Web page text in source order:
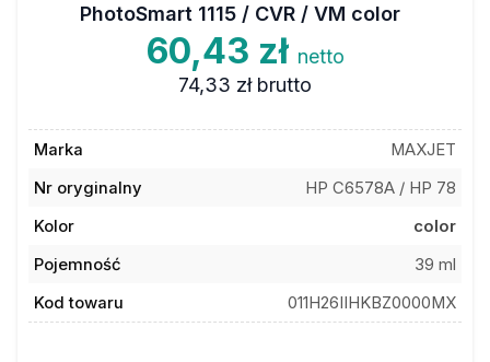
PhotoSmart 1115 / CVR / VM color
60,43 zł netto
74,33 zł brutto
Marka
MAXJET
Nr oryginalny
HP C6578A / HP 78
Kolor
color
Pojemność
39 ml
Kod towaru
011H26IIHKBZ0000MX